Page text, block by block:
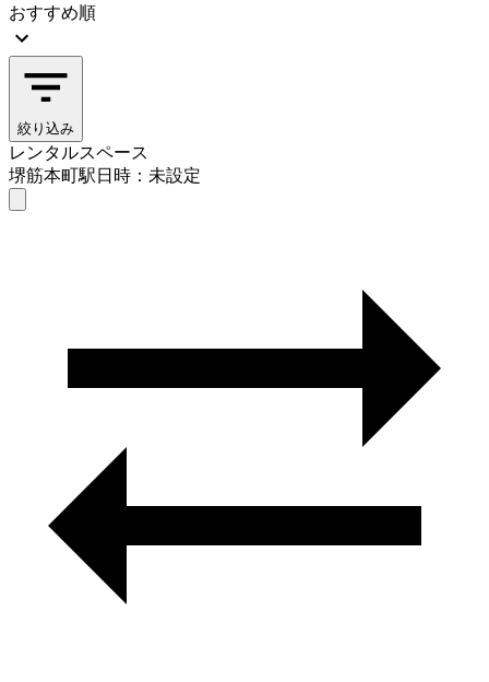
おすすめ順
絞り込み
レンタルスペース
堺筋本町駅日時：未設定